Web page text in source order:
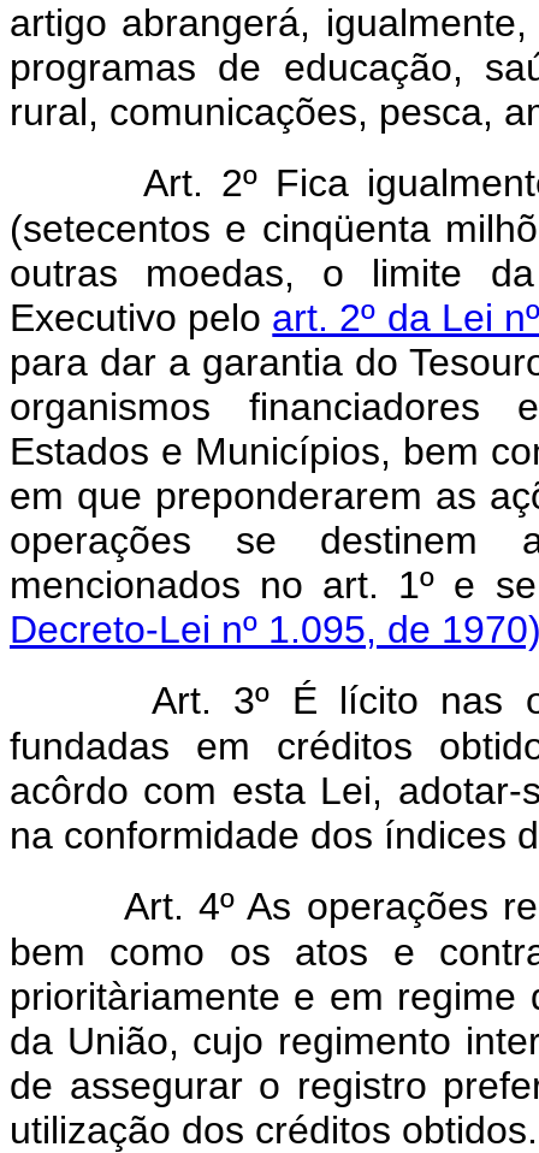
artigo abrangerá,
programas de educação,
rural, comunicações, pesca,
Art. 2º Fica
(setecentos e cinqüenta
outras moedas, o limite
Executivo pelo art. 2º da Lei
para dar a garantia do
organismos financiadores
Estados e Municípios, bem
em que preponderarem as
operações se destinem
mencionados no art. 1º e
Decreto-Lei nº 1.095, de
Art. 3º É lícito nas
fundadas em créditos
acôrdo com esta Lei,
na conformidade dos índices
Art. 4º As operações
bem como os atos e
prioritàriamente e em
da União, cujo regimento
de assegurar o registro
utilização dos créditos obtidos.